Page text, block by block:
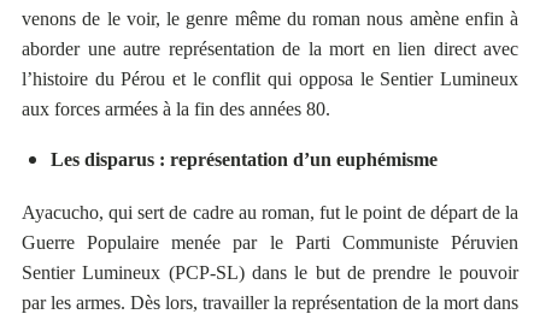
venons de le voir, le genre même du roman nous amène enfin à
aborder une autre représentation de la mort en lien direct avec
l’histoire du Pérou et le conflit qui opposa le Sentier Lumineux
aux forces armées à la fin des années 80.
Les disparus : représentation d’un euphémisme
Ayacucho, qui sert de cadre au roman, fut le point de départ de la
Guerre Populaire menée par le Parti Communiste Péruvien
Sentier Lumineux (PCP-SL) dans le but de prendre le pouvoir
par les armes. Dès lors, travailler la représentation de la mort dans